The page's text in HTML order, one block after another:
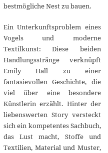
2
bestmögliche Nest zu bauen.
Ein Unterkunftsproblem eines
Vogels und moderne
Textilkunst: Diese beiden
Handlungsstränge verknüpft
Emily Hall zu einer
fantasievollen Geschichte, die
viel über eine besondere
Künstlerin erzählt. Hinter der
liebenswerten Story versteckt
sich ein kompetentes Sachbuch,
das Lust macht, Stoffe und
Textilien, Material und Muster,